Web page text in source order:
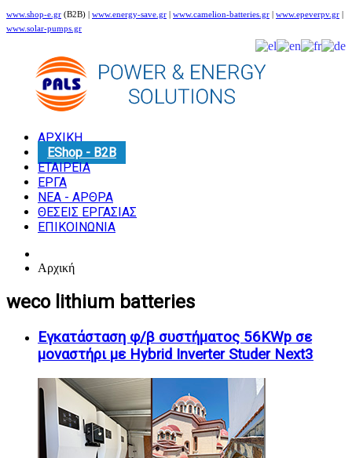
www.shop-e.gr (B2B) | www.energy-save.gr www.camelion-batteries.gr www.epeverpv.gr
www.solar-pumps.gr
ΑΡΧΙΚΗ
EShop - B2B
ΕΤΑΙΡΕΙΑ
ΕΡΓΑ
ΝΕΑ - ΑΡΘΡΑ
ΘΕΣΕΙΣ ΕΡΓΑΣΙΑΣ
ΕΠΙΚΟΙΝΩΝΙΑ
Αρχική
weco lithium batteries
Εγκατάσταση φ/β συστήματος 56KWp σε
μοναστήρι με Hybrid Inverter Studer Next3